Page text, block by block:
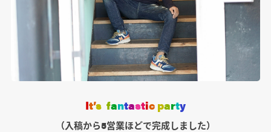
It’s fantastic party
（入稿から5営業ほどで完成しました）